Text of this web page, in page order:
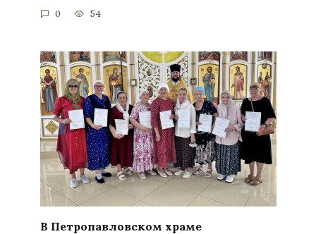
0 54
В Петропавловском храме